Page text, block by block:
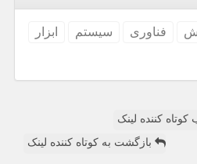
فناوری سیستم
ابزار
کوتاه کننده لینک
بازگشت به کوتاه کننده لینک